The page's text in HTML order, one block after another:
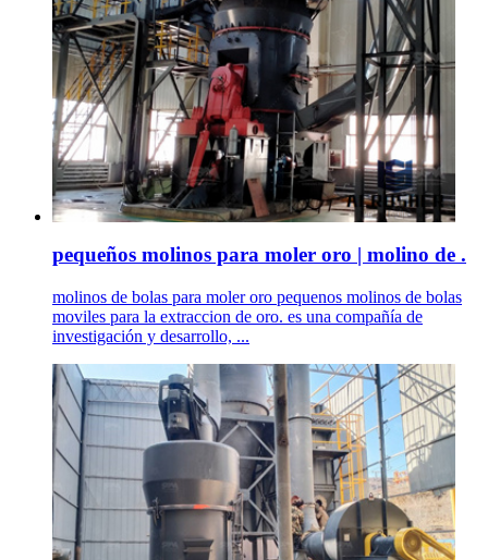
pequeños molinos para moler oro | molino de .
molinos de bolas para moler oro pequenos molinos de bolas
moviles para la extraccion de oro. es una compañía de
investigación y desarrollo, ...